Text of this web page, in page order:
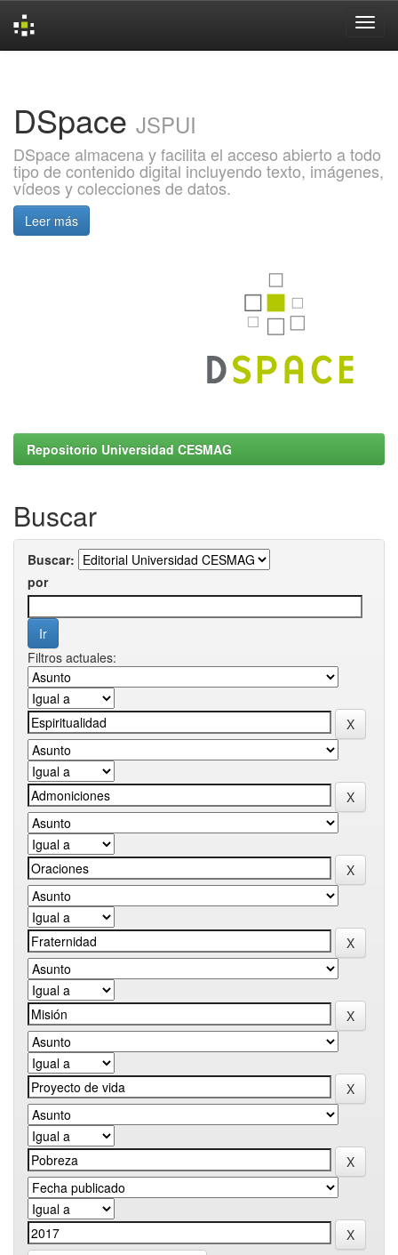
DSpace JSPUI
DSpace almacena y facilita el acceso abierto a todo
tipo de contenido digital incluyendo texto, imágenes,
vídeos y colecciones de datos.
Leer más
Repositorio Universidad CESMAG
Buscar
Buscar:
por
Filtros actuales: